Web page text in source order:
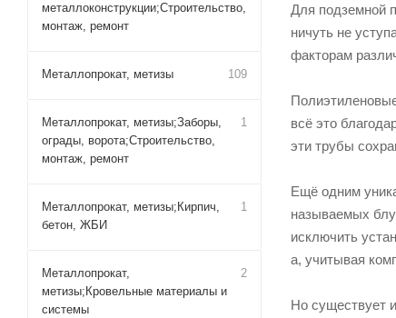
Для подземной
ничуть не
факторам
всё это
эти трубы
Ещё одним
называемых
исключить
а, учитывая
Но существует
металлоконструкции;Строительство,
монтаж, ремонт
Металлопрокат, метизы 109
Металлопрокат, метизы;Заборы,
ограды, ворота;Строительство,
монтаж, ремонт
1
Металлопрокат, метизы;Кирпич,
бетон, ЖБИ
1
Металлопрокат,
метизы;Кровельные материалы и
системы
2